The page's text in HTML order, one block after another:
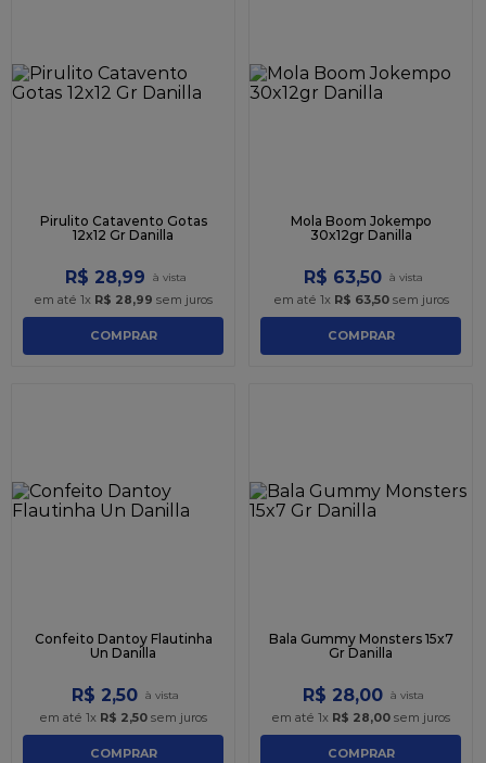
Pirulito Catavento Gotas
12x12 Gr Danilla
R$ 28,99
em até 1x R$ 28,99 sem juros
COMPRAR
Mola Boom Jokempo
30x12gr Danilla
R$ 63,50
em até 1x R$ 63,50sem juros
COMPRAR
Confeito Dantoy Flautinha
Un Danilla
R$ 2,50
em até 1x R$ 2,50 sem juros
COMPRAR
Bala Gummy Monsters 15x7
Gr Danilla
R$ 28,00
em até 1x R$ 28,00 sem juros
COMPRAR